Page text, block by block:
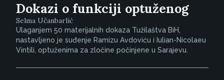
Dokazi o funkciji optuženog
Selma Učanbarlić
Ulaganjem 50 materijalnih dokaza Tužilaštva BiH,
nastavljeno je suđenje Ramizu Avdoviću i Iulian-Nicolaeu
Vintili, optuženima za zločine počinjene u Sarajevu.